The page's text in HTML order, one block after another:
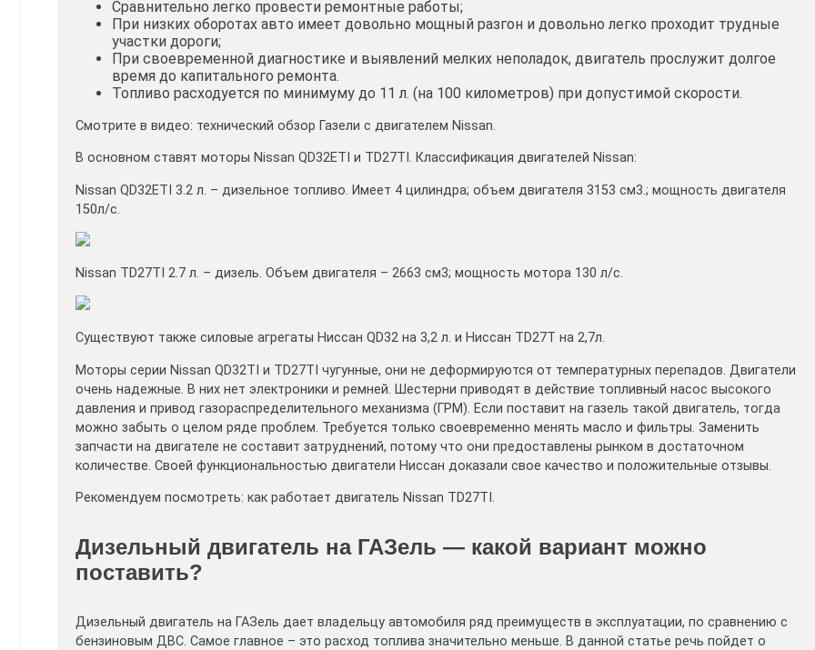
Сравнительно легко провести ремонтные работы;
При низких оборотах авто имеет довольно мощный разгон и довольно легко проходит трудные
участки дороги;
При своевременной диагностике и выявлений мелких неполадок, двигатель прослужит долгое
время до капитального ремонта.
Топливо расходуется по минимуму до 11 л. (на 100 километров) при допустимой скорости.
Смотрите в видео: технический обзор Газели с двигателем Nissan.
В основном ставят моторы Nissan QD32ETI и TD27TI. Классификация двигателей Nissan:
Nissan QD32ETI 3.2 л. – дизельное топливо. Имеет 4 цилиндра; объем двигателя 3153 см3.; мощность двигателя
150л/с.
Nissan TD27TI 2.7 л. – дизель. Объем двигателя – 2663 см3; мощность мотора 130 л/с.
Существуют также силовые агрегаты Ниссан QD32 на 3,2 л. и Ниссан TD27T на 2,7л.
Моторы серии Nissan QD32TI и TD27TI чугунные, они не деформируются от температурных перепадов. Двигатели
очень надежные. В них нет электроники и ремней. Шестерни приводят в действие топливный насос высокого
давления и привод газораспределительного механизма (ГРМ). Если поставит на газель такой двигатель, тогда
можно забыть о целом ряде проблем. Требуется только своевременно менять масло и фильтры. Заменить
запчасти на двигателе не составит затруднений, потому что они предоставлены рынком в достаточном
количестве. Своей функциональностью двигатели Ниссан доказали свое качество и положительные отзывы.
Рекомендуем посмотреть: как работает двигатель Nissan TD27TI.
Дизельный двигатель на ГАЗель — какой вариант можно
поставить?
Дизельный двигатель на ГАЗель дает владельцу автомобиля ряд преимуществ в эксплуатации, по сравнению с
бензиновым ДВС. Самое главное – это расход топлива значительно меньше. В данной статье речь пойдет о